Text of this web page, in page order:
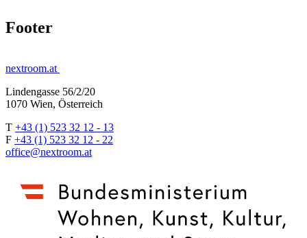
Footer
nextroom.at
Lindengasse 56/2/20
1070 Wien, Österreich
T +43 (1) 523 32 12 - 13
F +43 (1) 523 32 12 - 22
office@nextroom.at